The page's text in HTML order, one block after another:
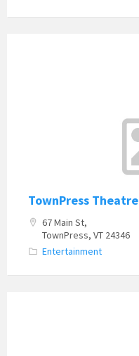
TownPress Theatre
67 Main St,
TownPress, VT 24346
Entertainment